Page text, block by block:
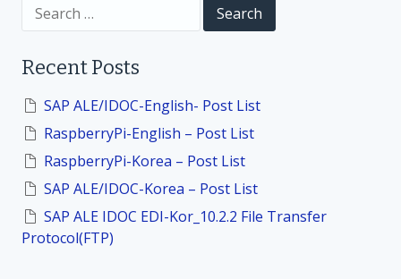
o
n
c
o
Recent Posts
SAP ALE/IDOC-English- Post List
RaspberryPi-English – Post List
RaspberryPi-Korea – Post List
SAP ALE/IDOC-Korea – Post List
SAP ALE IDOC EDI-Kor_10.2.2 File Transfer
Protocol(FTP)